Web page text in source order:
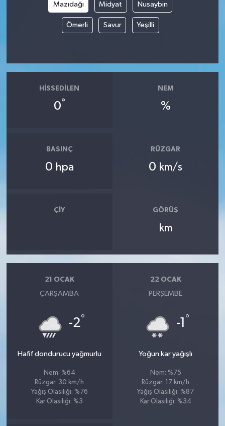
Mazıdağı Midyat Nusaybin
Ömerli Savur Yeşilli
HISSEDILEN
0°
NEM
%
BASINÇ
0 hpa
RÜZGAR
0 km/s
ÇIY GÖRÜŞ
km
21 OCAK
ÇARŞAMBA
-2°
Hafif dondurucu yağmurlu
Nem: %64
Rüzgar: 30 km/h
Yağış Olasılığı: %76
Kar Olasılığı: %3
22 OCAK
PERŞEMBE
-1 °
Yoğun kar yağışlı
Nem: %75
Rüzgar: 17 km/h
Yağış Olasılığı: %87
Kar Olasılığı: %34